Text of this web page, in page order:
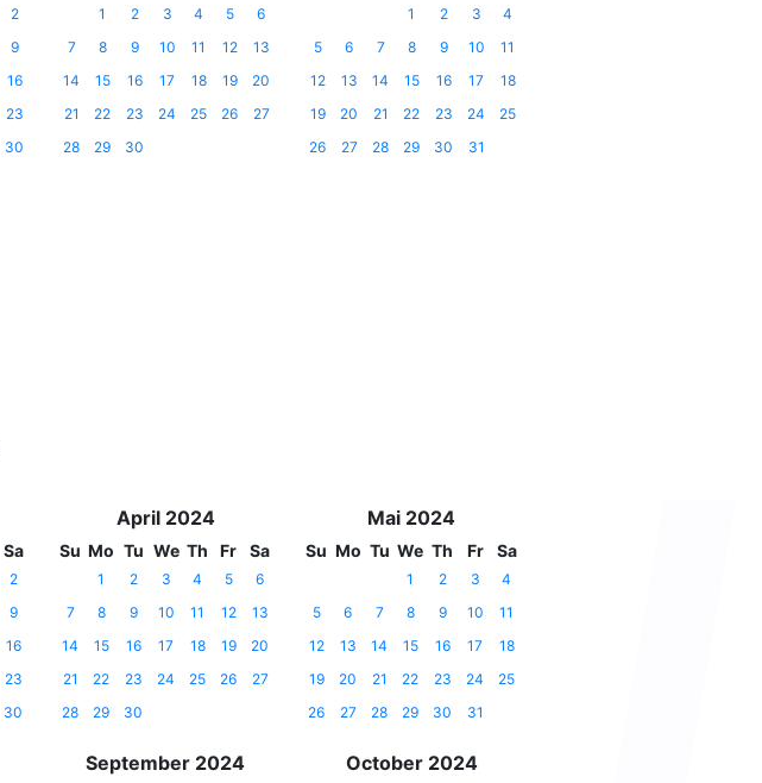
2
9
16
23
30
1 2 3 4 5
6
7
8 9 10 11 12
13
14
15 16 17 18 19
20
21
22 23 24 25 26
27
28
29 30
1 2 3
4
5
6 7 8 9 10
11
12
13 14 15 16 17
18
19
20 21 22 23 24
25
26
27 28 29 30 31
Sa
2
9
16
23
30
April 2024
Su Mo Tu We Th Fr Sa
1 2 3 4 5
6
7
8 9 10 11 12
13
14
15 16 17 18 19
20
21
22 23 24 25 26
27
28
29 30
Mai 2024
Su Mo Tu We Th Fr Sa
1 2 3
4
5
6 7 8 9 10
11
12
13 14 15 16 17
18
19
20 21 22 23 24
25
26
27 28 29 30 31
September 2024 October 2024